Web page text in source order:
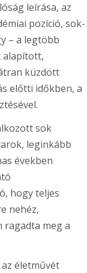
leírása, az
pozíció, sok-
– a legtöbb
alapított,
küzdött
előtti időkben, a
sok
leginkább
években
hogy teljes
nehéz,
meg a
életművét